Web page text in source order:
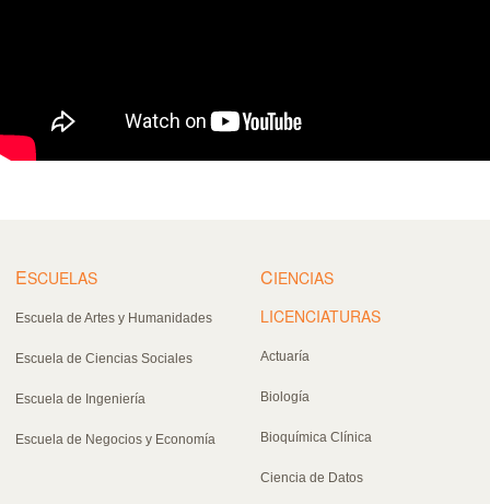
ESCUELAS
Escuela de Artes y Humanidades
Escuela de Ciencias Sociales
Escuela de Ingeniería
Escuela de Negocios y Economía
CIENCIAS
LICENCIATURAS
Actuaría
Biología
Bioquímica Clínica
Ciencia de Datos